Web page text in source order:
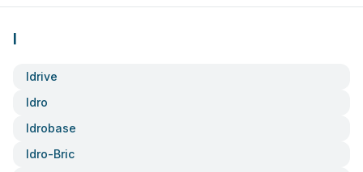
I
Idrive
Idro
Idrobase
Idro-Bric